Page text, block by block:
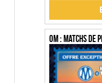
OM : Matchs